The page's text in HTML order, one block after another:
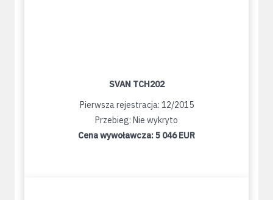
SVAN TCH202
Pierwsza rejestracja: 12/2015
Przebieg: Nie wykryto
Cena wywoławcza:5 046 EUR